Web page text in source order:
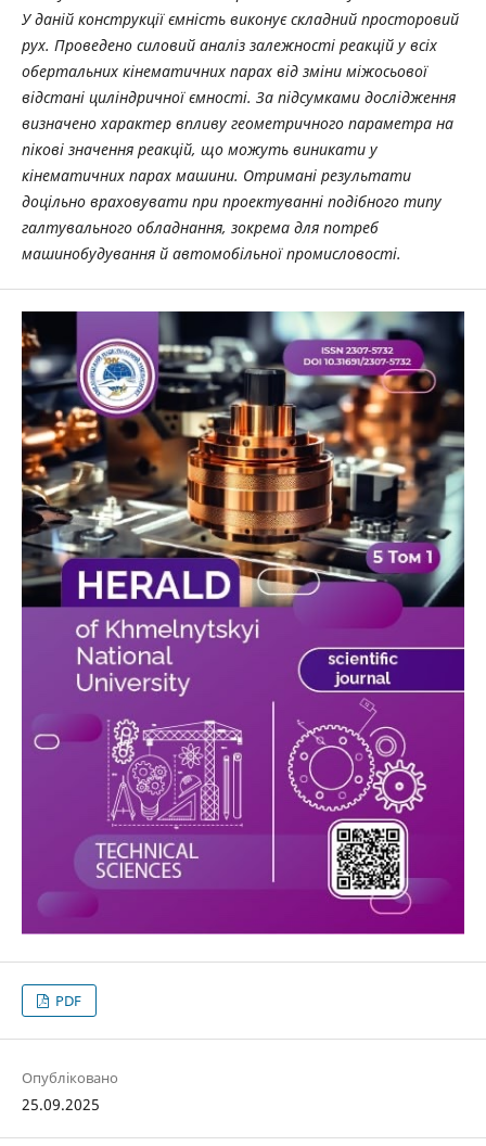
У даній конструкції ємність виконує складний просторовий
рух. Проведено силовий аналіз залежності реакцій у всіх
обертальних кінематичних парах від зміни міжосьової
відстані циліндричної ємності. За підсумками дослідження
визначено характер впливу геометричного параметра на
пікові значення реакцій, що можуть виникати у
кінематичних парах машини. Отримані результати
доцільно враховувати при проектуванні подібного типу
галтувального обладнання, зокрема для потреб
машинобудування й автомобільної промисловості.
PDF
Опубліковано
25.09.2025